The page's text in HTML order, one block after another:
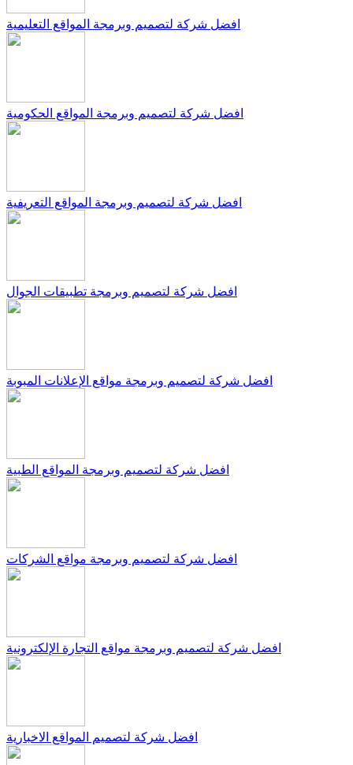
افضل شركة لتصميم وبرمجة المواقع التعليمية
افضل شركة لتصميم وبرمجة المواقع الحكومية
افضل شركة لتصميم وبرمجة المواقع التعريفية
افضل شركة لتصميم وبرمجة تطبيقات الجوال
افضل شركة لتصميم وبرمجة مواقع الإعلانات المبوبة
افضل شركة لتصميم وبرمجة المواقع الطبية
افضل شركة لتصميم وبرمجة مواقع الشركات
افضل شركة لتصميم وبرمجة مواقع التجارة الإلكترونية
افضل شركة لتصميم المواقع الاخبارية